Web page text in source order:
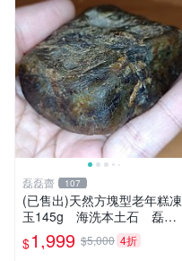
磊磊齋 107
(已售出)天然方塊型老年糕凍
玉145g 海洗本土石 磊磊
齋寄石代客製石雕研磨拋光藍
寶東玉東海岸心臟石黑年糕玉
$1,999 $5,000 4折